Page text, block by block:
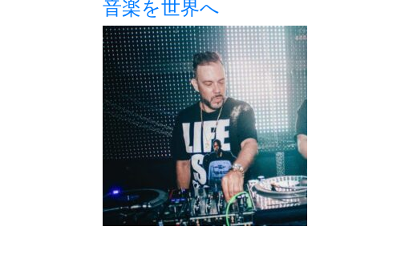
音楽を世界へ